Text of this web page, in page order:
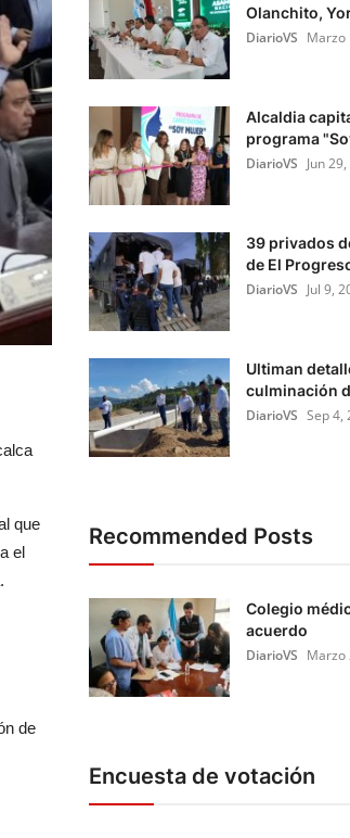
que
el
de
Olanchito,
DiarioVS Marzo
Alcaldia
programa
DiarioVS Jun
39 privados
de El
DiarioVS Jul 9,
Ultiman
culminación
DiarioVS Sep 4,
Recommended Posts
Colegio
acuerdo
DiarioVS Marzo
Encuesta de votación